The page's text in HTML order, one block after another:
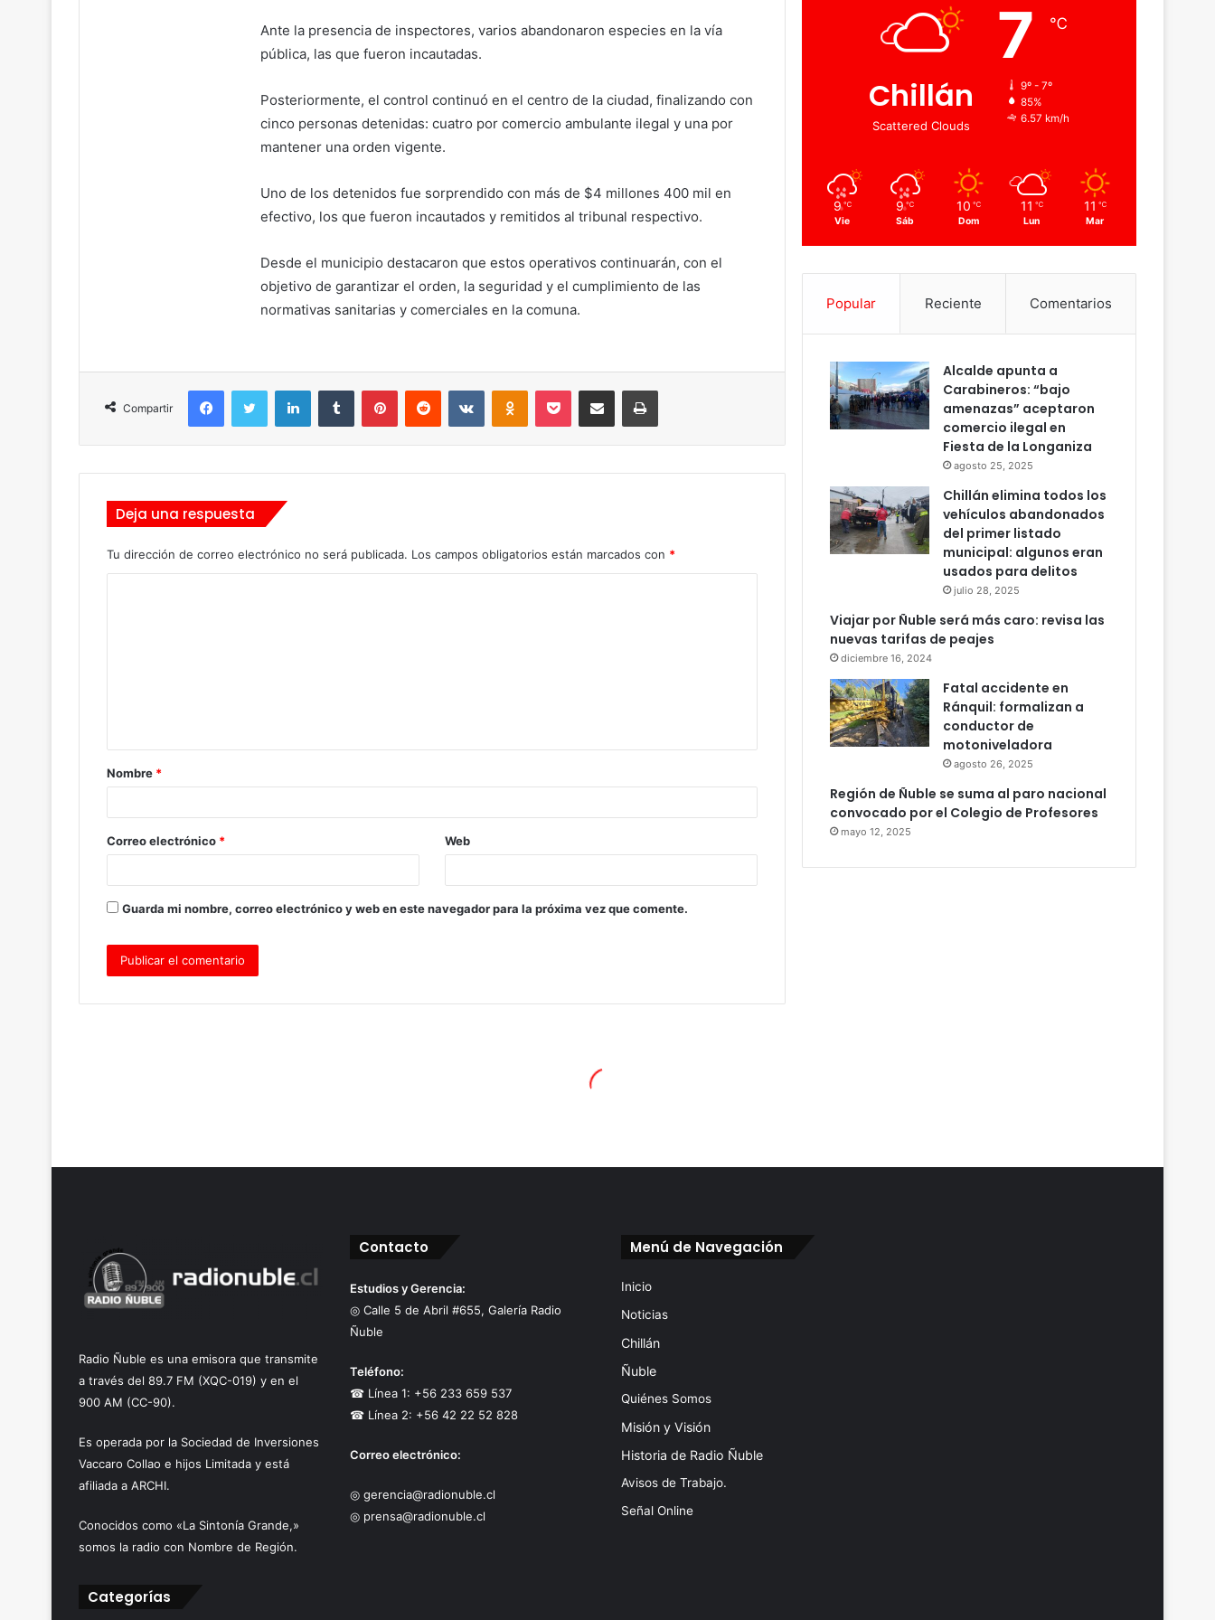
Ante la presencia de inspectores, varios abandonaron especies en la vía
pública, las que fueron incautadas.
Posteriormente, el control continuó en el centro de la ciudad, finalizando con
cinco personas detenidas: cuatro por comercio ambulante ilegal y una por
mantener una orden vigente.
Uno de los detenidos fue sorprendido con más de $4 millones 400 mil en
efectivo, los que fueron incautados y remitidos al tribunal respectivo.
Desde el municipio destacaron que estos operativos continuarán, con el
objetivo de garantizar el orden, la seguridad y el cumplimiento de las
normativas sanitarias y comerciales en la comuna.
Compartir
Deja una respuesta
Tu dirección de correo electrónico no será publicada. Los campos obligatorios están marcados con *
a
r
*
Nombre *
Correo electrónico * Web
Guarda mi nombre, correo electrónico y web en este navegador para la próxima vez que comente.
Chillán
Scattered Clouds
7 ℃
9º - 7º
85%
6.57 km/h
9 ℃
Vie
9 ℃
Sáb
10 ℃
Dom
11 ℃
Lun
11 ℃
Mar
Popular Reciente Comentarios
Alcalde apunta a
Carabineros: “bajo
amenazas” aceptaron
comercio ilegal en
Fiesta de la Longaniza
agosto 25, 2025
Chillán elimina todos los
vehículos abandonados
del primer listado
municipal: algunos eran
usados para delitos
julio 28, 2025
Viajar por Ñuble será más caro: revisa las
nuevas tarifas de peajes
diciembre 16, 2024
Fatal accidente en
Ránquil: formalizan a
conductor de
motoniveladora
agosto 26, 2025
Región de Ñuble se suma al paro nacional
convocado por el Colegio de Profesores
mayo 12, 2025
Radio Ñuble es una emisora que transmite
a través del 89.7 FM (XQC-019) y en el
900 AM (CC-90).
Es operada por la Sociedad de Inversiones
Vaccaro Collao e hijos Limitada y está
afiliada a ARCHI.
Conocidos como «La Sintonía Grande,»
somos la radio con Nombre de Región.
Categorías
Contacto
Estudios y Gerencia:
◎ Calle 5 de Abril #655, Galería Radio
Ñuble
Teléfono:
☎ Línea 1: +56 233 659 537
☎ Línea 2: +56 42 22 52 828
Correo electrónico:
◎ gerencia@radionuble.cl
◎ prensa@radionuble.cl
Menú de Navegación
Inicio
Noticias
Chillán
Ñuble
Quiénes Somos
Misión y Visión
Historia de Radio Ñuble
Avisos de Trabajo.
Señal Online